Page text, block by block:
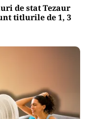
de stat Tezaur
titlurile de 1, 3